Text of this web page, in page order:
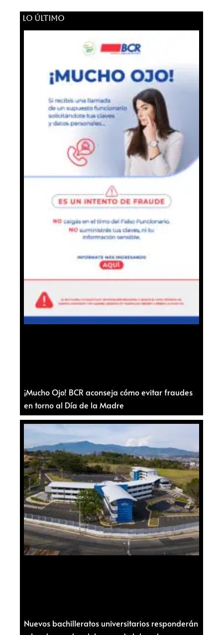
LO ÚLTIMO
¡Mucho Ojo! BCR aconseja cómo evitar fraudes
en torno al Día de la Madre
Nuevos bachilleratos universitarios responderán